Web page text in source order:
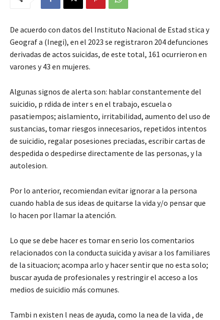
De acuerdo con datos del Instituto Nacional de Estad stica y
Geograf a (Inegi), en el 2023 se registraron 204 defunciones
derivadas de actos suicidas, de este total, 161 ocurrieron en
varones y 43 en mujeres.
Algunas signos de alerta son: hablar constantemente del
suicidio, p rdida de inter s en el trabajo, escuela o
pasatiempos; aislamiento, irritabilidad, aumento del uso de
sustancias, tomar riesgos innecesarios, repetidos intentos
de suicidio, regalar posesiones preciadas, escribir cartas de
despedida o despedirse directamente de las personas, y la
autolesion.
Por lo anterior, recomiendan evitar ignorar a la persona
cuando habla de sus ideas de quitarse la vida y/o pensar que
lo hacen por llamar la atención.
Lo que se debe hacer es tomar en serio los comentarios
relacionados con la conducta suicida y avisar a los familiares
de la situacion; acompa arlo y hacer sentir que no esta solo;
buscar ayuda de profesionales y restringir el acceso a los
medios de suicidio más comunes.
Tambi n existen l neas de ayuda, como la nea de la vida , de